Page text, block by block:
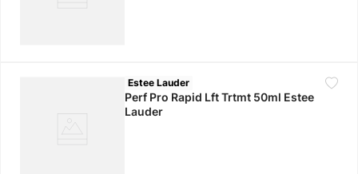
Estee Lauder
Perf Pro Rapid Lft Trtmt 50ml Estee
Lauder